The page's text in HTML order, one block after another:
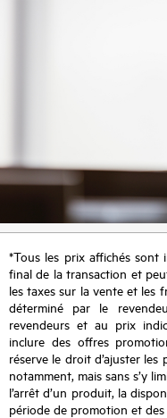
*Tous les prix affichés sont
final de la transaction et
les taxes sur la vente et les
déterminé par le
revendeurs et au prix
inclure des offres
réserve le droit d’ajuster
notamment, mais sans s’y
l’arrêt d’un produit, la
période de promotion et des